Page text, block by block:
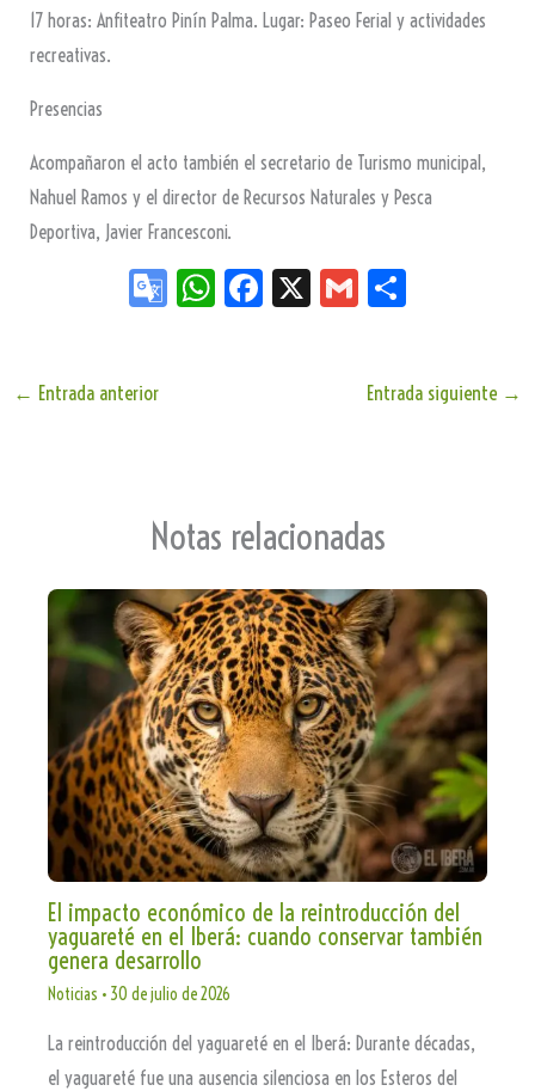
17 horas: Anfiteatro Pinín Palma. Lugar: Paseo Ferial y actividades
recreativas.
Presencias
Acompañaron el acto también el secretario de Turismo municipal,
Nahuel Ramos y el director de Recursos Naturales y Pesca
Deportiva, Javier Francesconi.
Go
te
W
Fa
X
G
← Entrada anterior Entrada siguiente →
Notas relacionadas
El impacto económico de la reintroducción del
yaguareté en el Iberá: cuando conservar también
genera desarrollo
Noticias • 30 de julio de 2026
La reintroducción del yaguareté en el Iberá: Durante décadas,
el yaguareté fue una ausencia silenciosa en los Esteros del